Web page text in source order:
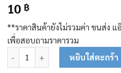
10 ฿
**ราคาสินค้ายังไม่รวมค่า ขนส่ง แ
เพื่อสอบถามราคารวม
จำนวน สกรูยึดฝาครอบเครื่อง
หยิบใส่ตะกร้า